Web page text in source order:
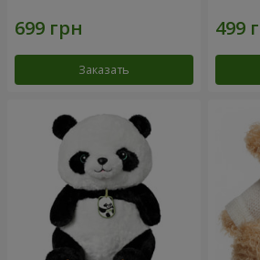
Заказать